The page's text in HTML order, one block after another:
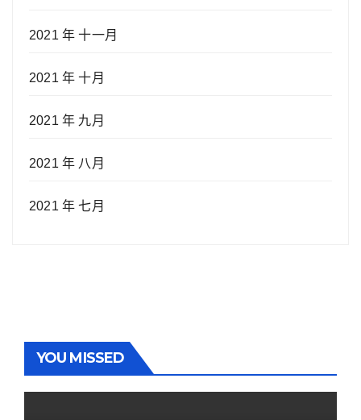
2021 年 十一月
2021 年 十月
2021 年 九月
2021 年 八月
2021 年 七月
YOU MISSED